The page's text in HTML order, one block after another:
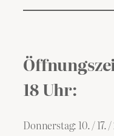
18 Uhr:
Donnerstag: 10. / 17.